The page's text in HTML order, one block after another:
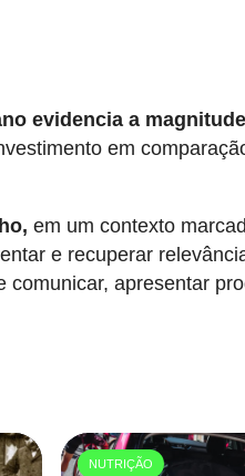
evidencia a
em
em um contexto
e recuperar
comunicar, apresentar
NUTRIÇÃO